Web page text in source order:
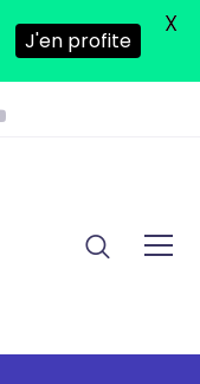
J'en profite
X